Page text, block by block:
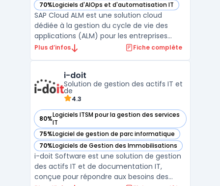
70%Logiciels d'AIOps et d'automatisation IT
— voir SAP Cloud ALM dans cette catégorie
SAP Cloud ALM est une solution cloud
dédiée à la gestion du cycle de vie des
applications (ALM) pour les entreprises
utilisant des systèmes SAP. Conçue pour
offre des outils puissants pour suivre les
performances, co ...
Plus d’infos Fiche complète
i-doit
Solution de gestion des actifs IT et
de
4.3
80%Logiciels ITSM pour la gestion des services
IT
— voir i-doit dans cette catégorie
75%Logiciel de gestion de parc informatique
— voir i-doit dans cette catégorie
70%Logiciels de Gestion des Immobilisations
— voir i-doit dans cette catégorie
i-doit Software est une solution de gestion
des actifs IT et de documentation IT,
conçue pour répondre aux besoins des